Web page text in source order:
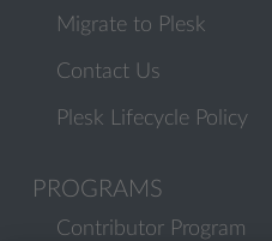
Migrate to Plesk
Contact Us
Plesk Lifecycle Policy
PROGRAMS
Contributor Program